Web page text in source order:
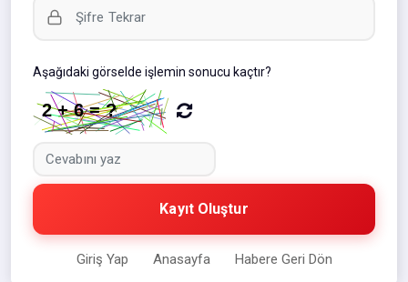
Aşağıdaki görselde işlemin sonucu kaçtır?
Kayıt Oluştur
Giriş Yap Anasayfa Habere Geri Dön